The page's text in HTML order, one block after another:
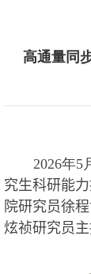
高通量同
2026年5
究生科研能
院研究员徐
炫祯研究员主